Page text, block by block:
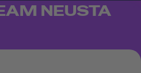
NEUSTA